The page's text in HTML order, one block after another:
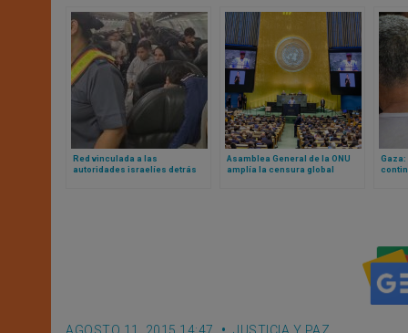
Red vinculada a las
autoridades israelíes detrás
Asamblea General de la ONU
amplía la censura global